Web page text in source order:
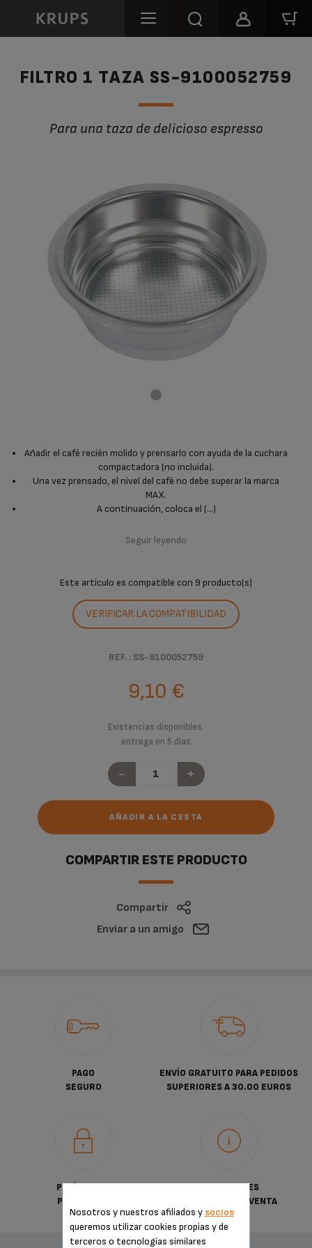
FILTRO 1 TAZA SS-9100052759
Para una taza de delicioso espresso
Añadir el café recién molido y prensarlo con ayuda de la cuchara
compactadora (no incluida).
Una vez prensado, el nivel del café no debe superar la marca
MAX.
A continuación, coloca el (...)
Seguir leyendo
Este artículo es compatible con 9 producto(s)
VERIFICAR LA COMPATIBILIDAD
REF. : SS-9100052759
9,10 €
Existencias disponibles.
entrega en 5 días
- +
AÑADIR A LA CESTA
COMPARTIR ESTE PRODUCTO
Compartir
Enviar a un amigo
PAGO
SEGURO
ENVÍO GRATUITO PARA PEDIDOS
SUPERIORES A 30.00 EUROS
POLÍTICA DE
PRIVACIDAD
CONDICIONES
GENERALES DE VENTA
Nosotros y nuestros afiliados y socios
queremos utilizar cookies propias y de
terceros o tecnologías similares